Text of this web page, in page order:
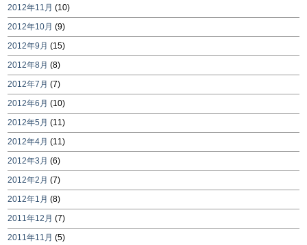
2012年11月 (10)
2012年10月 (9)
2012年9月 (15)
2012年8月 (8)
2012年7月 (7)
2012年6月 (10)
2012年5月 (11)
2012年4月 (11)
2012年3月 (6)
2012年2月 (7)
2012年1月 (8)
2011年12月 (7)
2011年11月 (5)